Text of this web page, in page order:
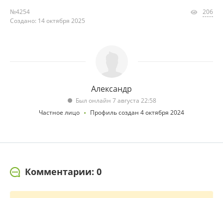
№4254
Создано: 14 октября 2025
206
Александр
Был онлайн 7 августа 22:58
Частное лицо
Профиль создан 4 октября 2024
Комментарии: 0